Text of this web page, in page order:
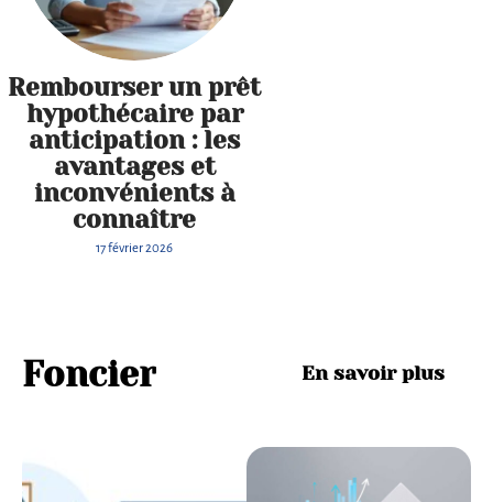
Rembourser un prêt
hypothécaire par
anticipation : les
avantages et
inconvénients à
connaître
17 février 2026
Foncier En savoir plus